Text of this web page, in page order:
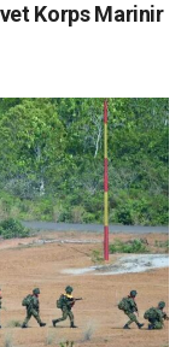
Korps Marinir